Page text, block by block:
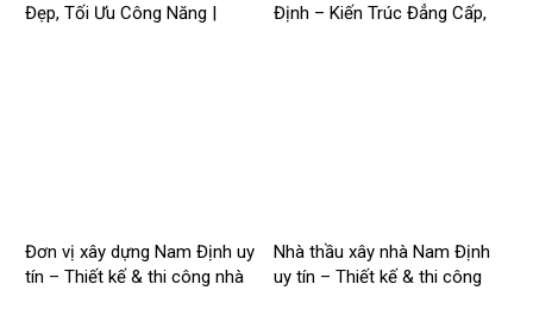
Đẹp, Tối Ưu Công Năng |
Định – Kiến Trúc Đẳng Cấp,
Đơn vị xây dựng Nam Định uy
tín – Thiết kế & thi công nhà
Nhà thầu xây nhà Nam Định
uy tín – Thiết kế & thi công